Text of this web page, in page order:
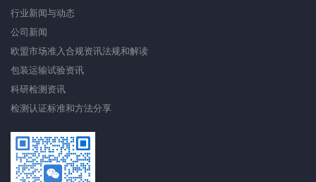
行业新闻与动态
公司新闻
欧盟市场准入合规资讯法规和解读
包装运输试验资讯
科研检测资讯
检测认证标准和方法分享